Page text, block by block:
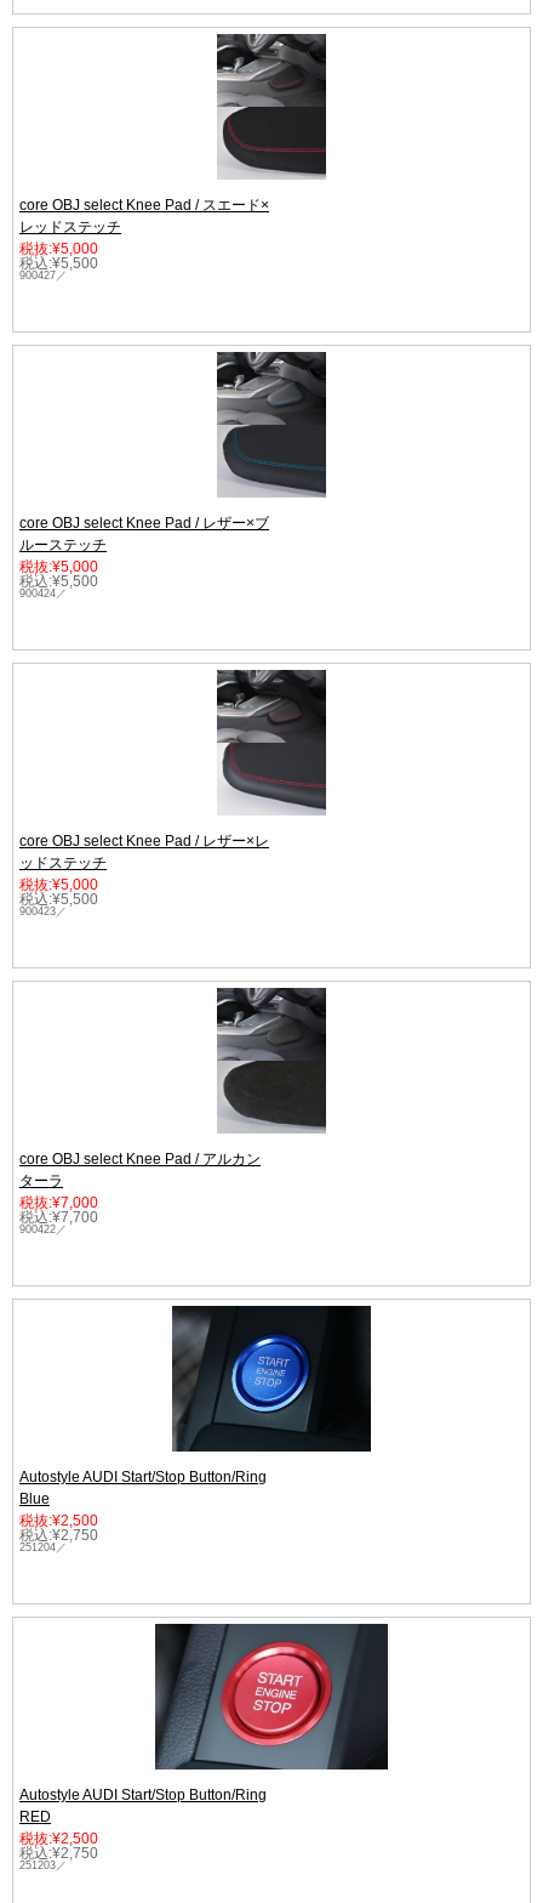
core OBJ select Knee Pad / スエード×
レッドステッチ
税抜:¥5,000
税込:¥5,500
900427／
core OBJ select Knee Pad / レザー×ブ
ルーステッチ
税抜:¥5,000
税込:¥5,500
900424／
core OBJ select Knee Pad / レザー×レ
ッドステッチ
税抜:¥5,000
税込:¥5,500
900423／
core OBJ select Knee Pad / アルカン
ターラ
税抜:¥7,000
税込:¥7,700
900422／
Autostyle AUDI Start/Stop Button/Ring
Blue
税抜:¥2,500
税込:¥2,750
251204／
Autostyle AUDI Start/Stop Button/Ring
RED
税抜:¥2,500
税込:¥2,750
251203／